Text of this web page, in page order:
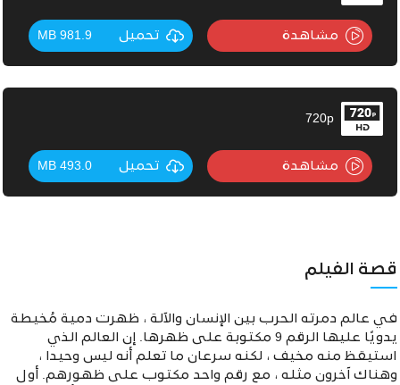
مشاهدة تحميل 981.9 MB
720p
مشاهدة تحميل 493.0 MB
قصة الفيلم
في عالم دمرته الحرب بين الإنسان والآلة ، ظهرت دمية مُخيطة
يدويًا عليها الرقم 9 مكتوبة على ظهرها. إن العالم الذي
استيقظ منه مخيف ، لكنه سرعان ما تعلم أنه ليس وحيدا ،
وهناك آخرون مثله ، مع رقم واحد مكتوب على ظهورهم. أول